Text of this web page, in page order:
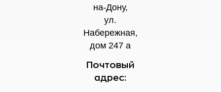
на-Дону,
ул.
Набережная,
дом 247 а
Почтовый
адрес: